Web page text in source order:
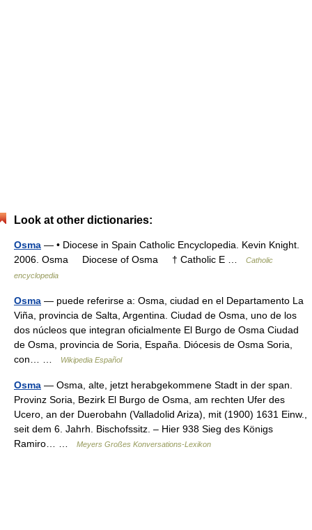
Look at other dictionaries:
Osma — • Diocese in Spain Catholic Encyclopedia. Kevin Knight.
2006. Osma Diocese of Osma † Catholic E …
Catholic
encyclopedia
Osma — puede referirse a: Osma, ciudad en el Departamento La
Viña, provincia de Salta, Argentina. Ciudad de Osma, uno de los
dos núcleos que integran oficialmente El Burgo de Osma Ciudad
de Osma, provincia de Soria, España. Diócesis de Osma Soria,
con… …
Wikipedia Español
Osma — Osma, alte, jetzt herabgekommene Stadt in der span.
Provinz Soria, Bezirk El Burgo de Osma, am rechten Ufer des
Ucero, an der Duerobahn (Valladolid Ariza), mit (1900) 1631 Einw.,
seit dem 6. Jahrh. Bischofssitz. – Hier 938 Sieg des Königs
Ramiro… …
Meyers Großes Konversations-Lexikon